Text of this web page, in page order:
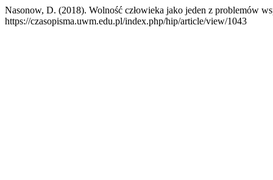
Nasonow, D. (2018). Wolność człowieka jako jeden z problemów
https://czasopisma.uwm.edu.pl/index.php/hip/article/view/1043